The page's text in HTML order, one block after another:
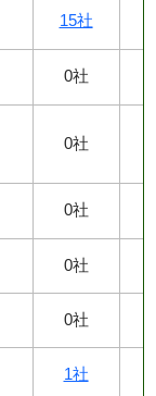
15社
0社
0社
0社
0社
0社
1社